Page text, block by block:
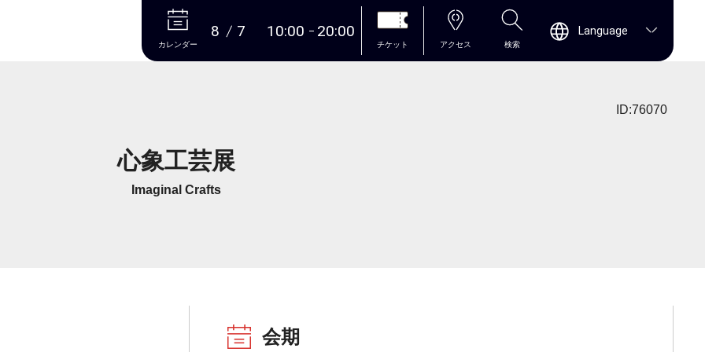
本文へ
カレンダー
8 7 10:00 20:00
チケット アクセス 検索
Language
ID:76070
心象工芸展
Imaginal Crafts
会期